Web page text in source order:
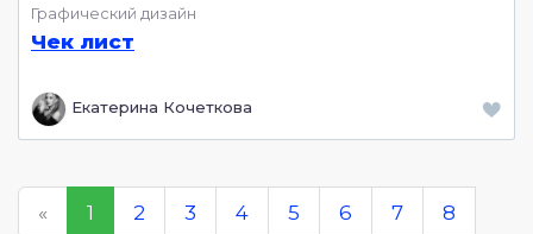
Графический дизайн
Чек лист
Екатерина Кочеткова
« 1 2 3 4 5 6 7 8